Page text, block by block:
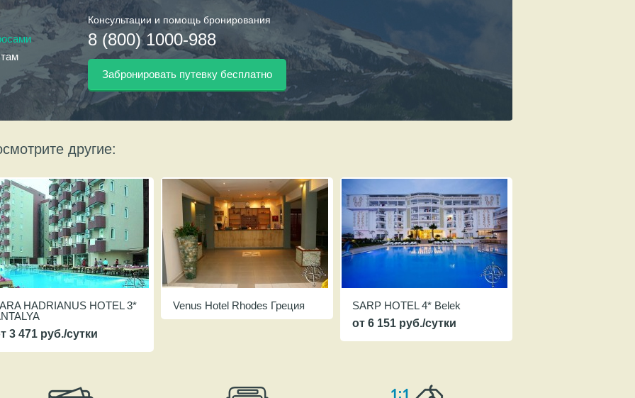
Консультации и помощь бронирования
8 (800) 1000-988
Забронировать путевку бесплатно
другие:
HADRIANUS HOTEL 3*
3 471 руб./сутки
Venus Hotel Rhodes Греция
SARP HOTEL 4* Belek
от 6 151 руб./сутки